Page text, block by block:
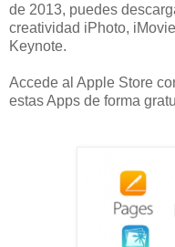
de 2013, puedes
creatividad iPhoto,
Keynote.
Accede al Apple Store
estas Apps de forma